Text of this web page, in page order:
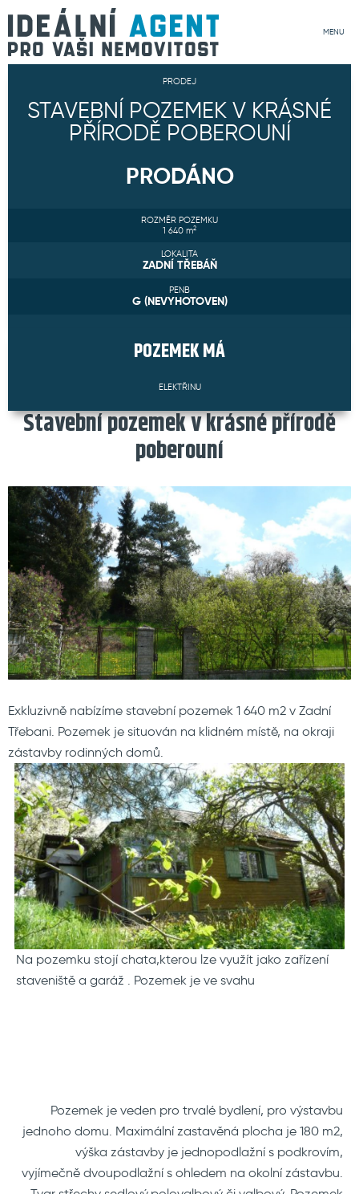
MENU
Stavební pozemek v krásné přírodě
poberouní
Exkluzivně nabízíme stavební pozemek 1 640 m2 v Zadní
Třebani. Pozemek je situován na klidném místě, na okraji
zástavby rodinných domů.
Na pozemku stojí chata,kterou lze využít jako zařízení
staveniště a garáž . Pozemek je ve svahu
Pozemek je veden pro trvalé bydlení, pro výstavbu
jednoho domu. Maximální zastavěná plocha je 180 m2,
výška zástavby je jednopodlažní s podkrovím,
vyjímečně dvoupodlažní s ohledem na okolní zástavbu.
PRODEJ
STAVEBNÍ POZEMEK V KRÁSNÉ
PŘÍRODĚ POBEROUNÍ
PRODÁNO
ROZMĚR POZEMKU
1 640 m2
LOKALITA
ZADNÍ TŘEBÁŇ
PENB
G (NEVYHOTOVEN)
POZEMEKMÁ
ELEKTŘINU